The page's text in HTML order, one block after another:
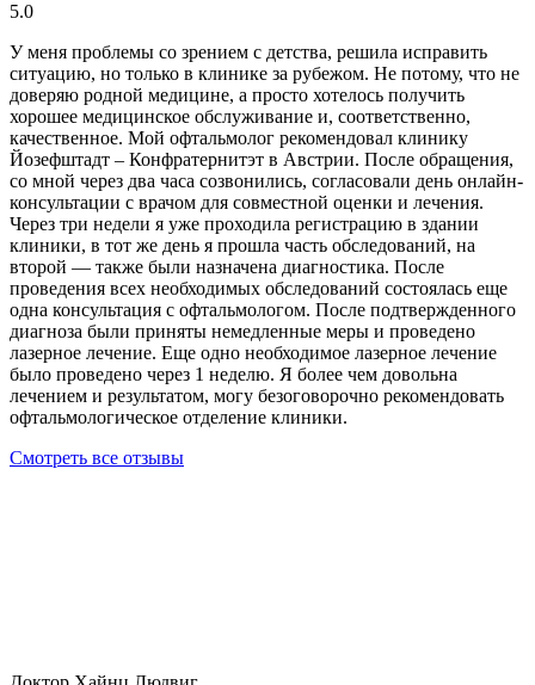
5.0
У меня проблемы со зрением с детства, решила исправить
ситуацию, но только в клинике за рубежом. Не потому, что не
доверяю родной медицине, а просто хотелось получить
хорошее медицинское обслуживание и, соответственно,
качественное. Мой офтальмолог рекомендовал клинику
Йозефштадт – Конфратернитэт в Австрии. После обращения,
со мной через два часа созвонились, согласовали день онлайн-
консультации с врачом для совместной оценки и лечения.
Через три недели я уже проходила регистрацию в здании
клиники, в тот же день я прошла часть обследований, на
второй — также были назначена диагностика. После
проведения всех необходимых обследований состоялась еще
одна консультация с офтальмологом. После подтвержденного
диагноза были приняты немедленные меры и проведено
лазерное лечение. Еще одно необходимое лазерное лечение
было проведено через 1 неделю. Я более чем довольна
лечением и результатом, могу безоговорочно рекомендовать
офтальмологическое отделение клиники.
Смотреть все отзывы